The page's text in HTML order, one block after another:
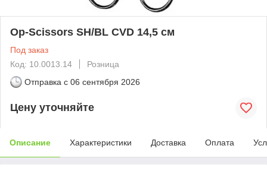
Op-Scissors SH/BL CVD 14,5 см
Под заказ
Код: 10.0013.14
Розница
Отправка с 06 сентября 2026
Цену уточняйте
Описание Характеристики Доставка Оплата